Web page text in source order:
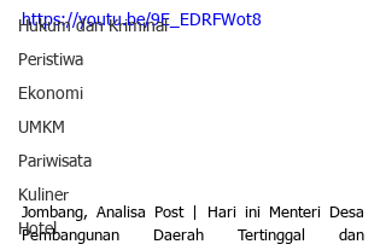
Hukum dan Kriminal
Peristiwa
Ekonomi
UMKM
Pariwisata
Kuliner
Hotel
https://youtu.be/9E_EDRFWot8
Jombang, Analisa Post | Hari ini Menteri Desa
Pembangunan Daerah Tertinggal dan